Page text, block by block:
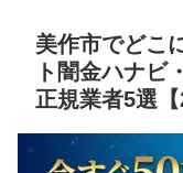
美作市でどこ
ト闇金ハナビ
正規業者5選【